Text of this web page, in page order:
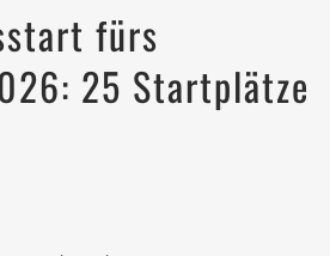
fürs
25 Startplätze